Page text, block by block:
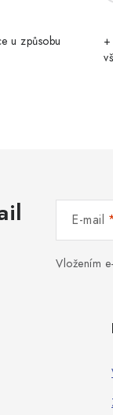
u způsobu
E-mail
Vložením